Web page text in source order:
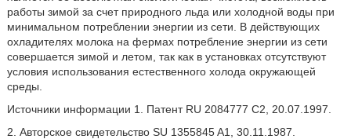
работы зимой за счет природного льда или холодной воды при
минимальном потреблении энергии из сети. В действующих
охладителях молока на фермах потребление энергии из сети
совершается зимой и летом, так как в установках отсутствуют
условия использования естественного холода окружающей
среды.
Источники информации 1. Патент RU 2084777 C2, 20.07.1997.
2. Авторское свидетельство SU 1355845 A1, 30.11.1987.